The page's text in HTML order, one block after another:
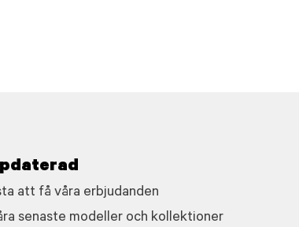
att få våra erbjudanden
senaste modeller och kollektioner